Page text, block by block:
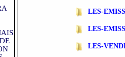
LES-
LES-
LES-